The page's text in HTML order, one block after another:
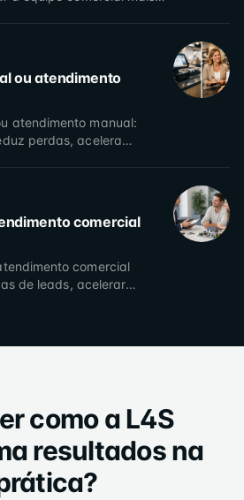
ou atendimento
atendimento manual:
perdas, acelera
comercial
comercial
de leads, acelerar
como a L4S
resultados na